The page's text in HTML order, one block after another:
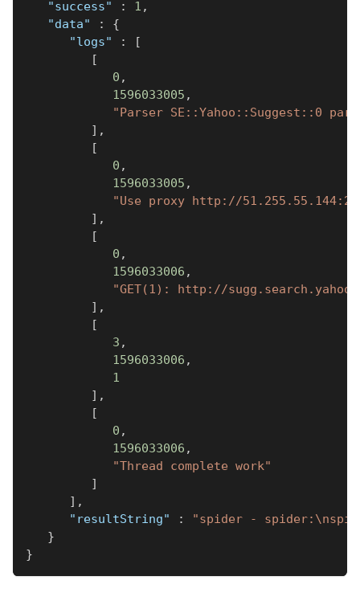
"success" : 1 ,
"data"
:
{
"logs"
:
[
[
0 ,
1596033005 ,
"Parser SE::Yahoo::Suggest::0
] ,
[
0 ,
1596033005 ,
"Use proxy http://
] ,
[
0 ,
1596033006 ,
"GET(1): http://
] ,
[
3 ,
1596033006 ,
1
] ,
[
0 ,
1596033006 ,
"Thread complete work"
]
] ,
"resultString"
:
"spider -
}
}